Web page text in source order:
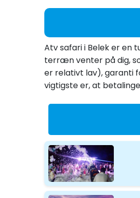
Atv safari i Belek er en
terræn venter på dig,
er relativt lav), garanti
vigtigste er, at